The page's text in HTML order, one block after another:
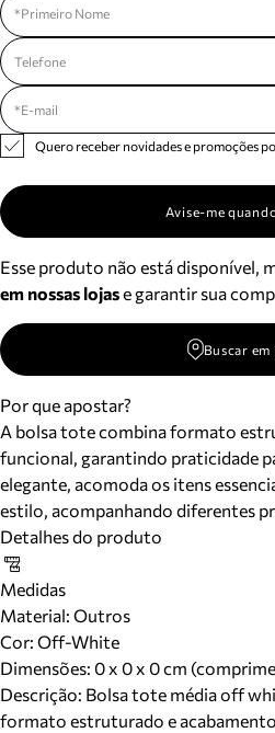
Quero receber novidades e promoções
Avise-me
Esse produto não está disponível,
em nossas lojase garantir sua
Buscar em
Por que apostar?
A bolsa tote combina formato
funcional, garantindo praticidade
elegante, acomoda os itens
estilo, acompanhando diferentes
Detalhes do produto
Medidas
Material: Outros
Cor: Off-White
Dimensões: 0 x 0 x 0 cm
Descrição: Bolsa tote média off
formato estruturado e